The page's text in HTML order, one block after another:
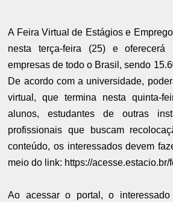
A Feira Virtual de Estágios e
nesta terça-feira (25) e
empresas de todo o Brasil, sendo
De acordo com a universidade,
virtual, que termina nesta quinta-
alunos, estudantes de outras
profissionais que buscam
conteúdo, os interessados devem
meio do link: https://acesse.estacio.br/
Ao acessar o portal, o